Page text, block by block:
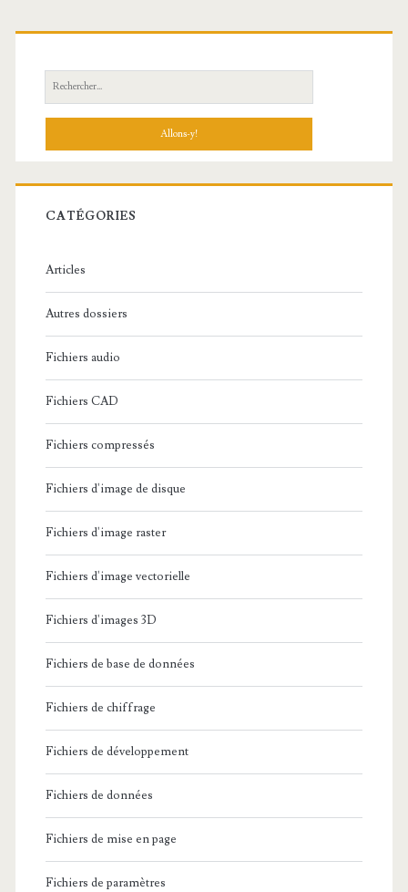
R
e
h
r
c
:
CATÉGORIES
Articles
Autres dossiers
Fichiers audio
Fichiers CAD
Fichiers compressés
Fichiers d'image de disque
Fichiers d'image raster
Fichiers d'image vectorielle
Fichiers d'images 3D
Fichiers de base de données
Fichiers de chiffrage
Fichiers de développement
Fichiers de données
Fichiers de mise en page
Fichiers de paramètres